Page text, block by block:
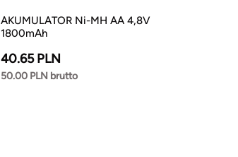
AKUMULATOR Ni-MH AA 4,8V
1800mAh
40.65 PLN
50.00 PLN brutto